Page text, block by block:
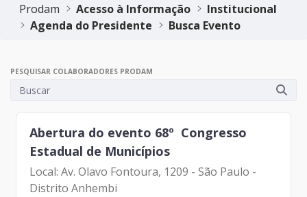
Prodam
Acesso à Informação
Institucional
Agenda do Presidente
Busca Evento
PESQUISAR COLABORADORES PRODAM
Abertura do evento 68º Congresso
Estadual de Municípios
Local: Av. Olavo Fontoura, 1209 - São Paulo -
Distrito Anhembi